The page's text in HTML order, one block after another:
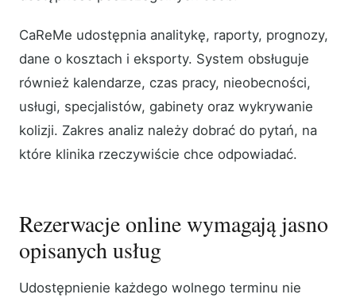
CaReMe udostępnia analitykę, raporty, prognozy,
dane o kosztach i eksporty. System obsługuje
również kalendarze, czas pracy, nieobecności,
usługi, specjalistów, gabinety oraz wykrywanie
kolizji. Zakres analiz należy dobrać do pytań, na
które klinika rzeczywiście chce odpowiadać.
Rezerwacje online wymagają jasno
opisanych usług
Udostępnienie każdego wolnego terminu nie